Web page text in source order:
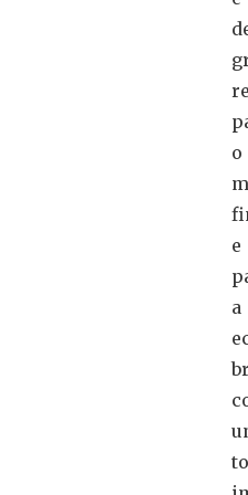
o
e
a